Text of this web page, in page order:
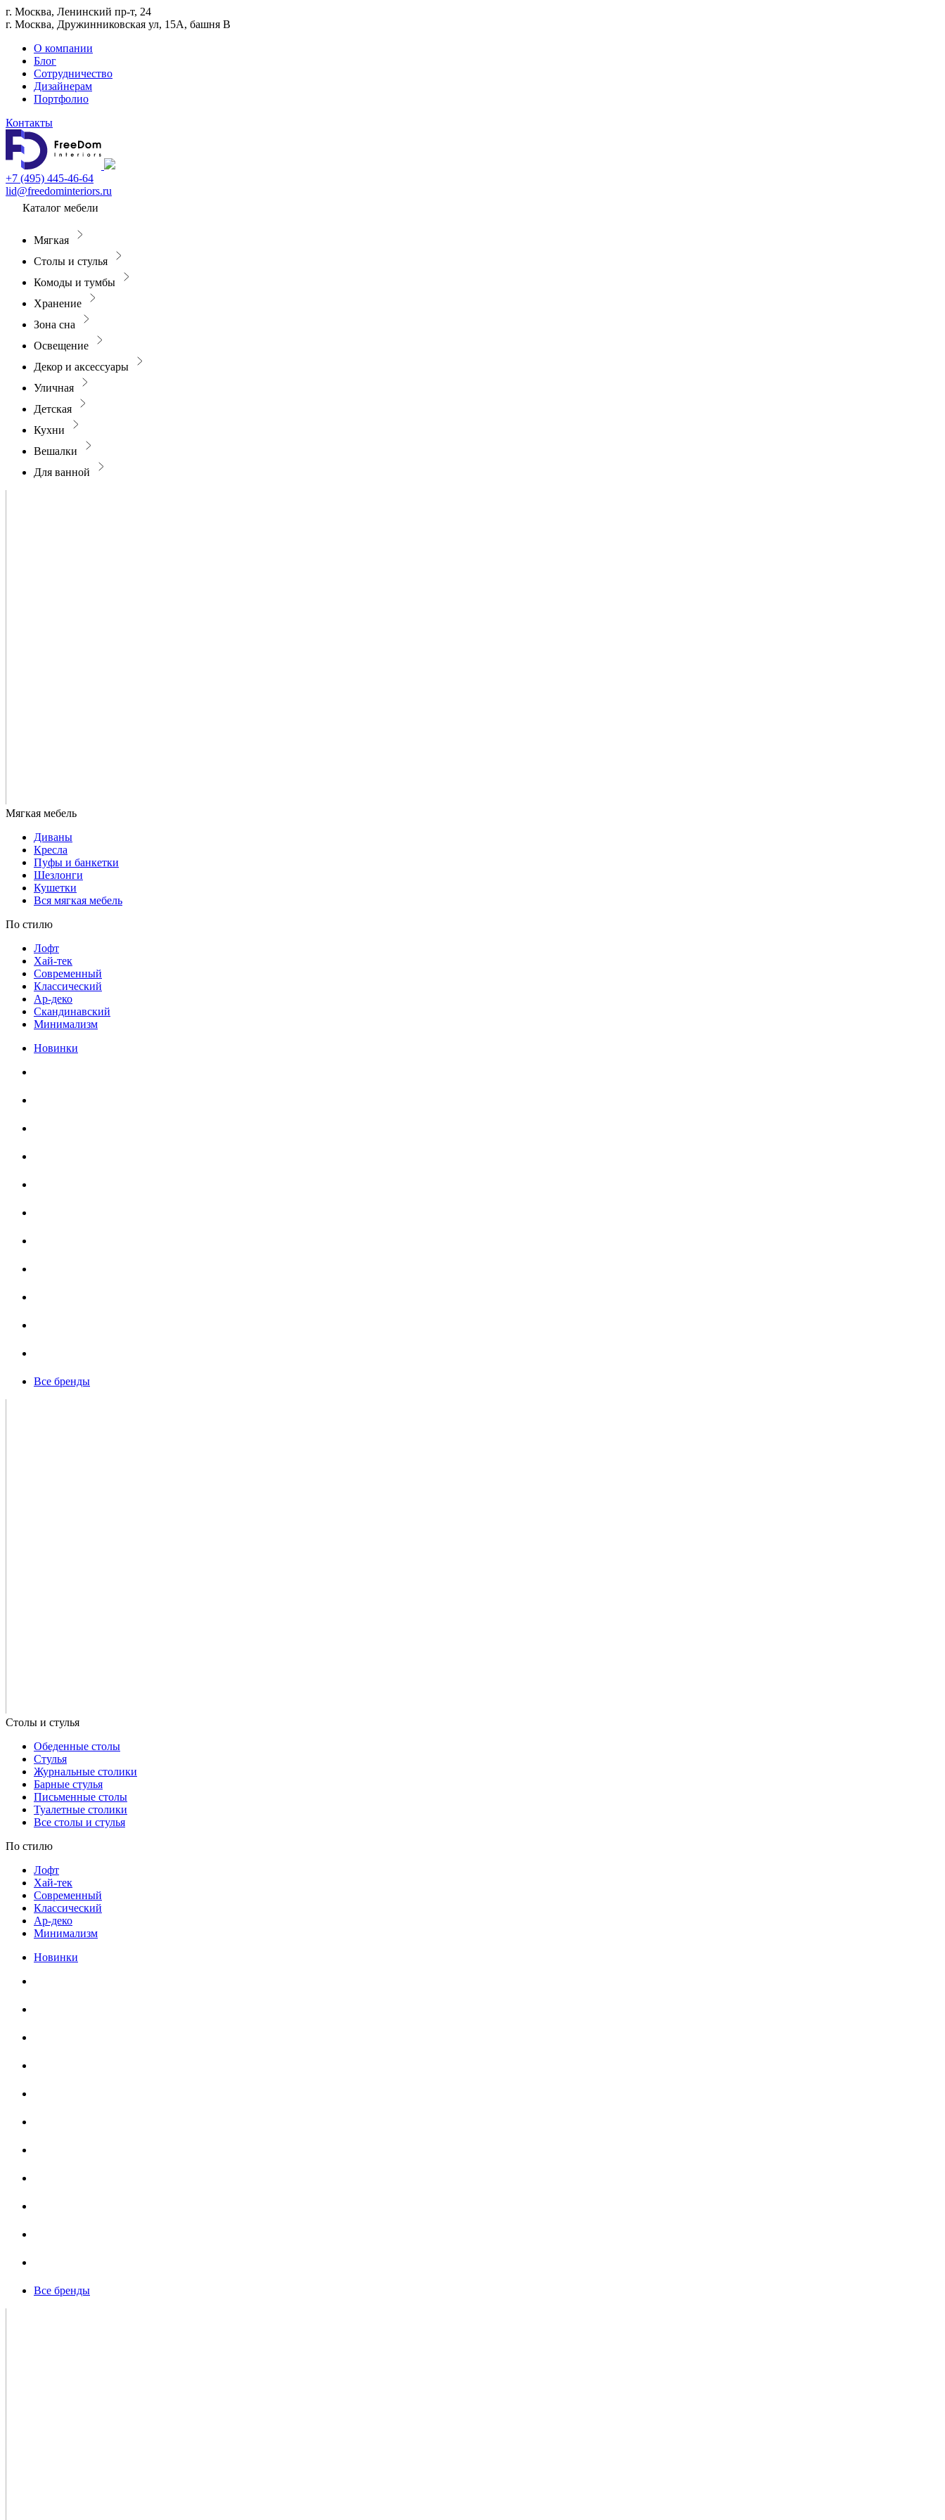
г. Москва, Ленинский пр-т, 24
г. Москва, Дружинниковская ул, 15А, башня В
О компании
Блог
Сотрудничество
Дизайнерам
Портфолио
Контакты
+7 (495) 445-46-64
lid@freedominteriors.ru
Каталог мебели
Мягкая
Столы и стулья
Комоды и тумбы
Хранение
Зона сна
Освещение
Декор и аксессуары
Уличная
Детская
Кухни
Вешалки
Для ванной
Диваны
Кресла
Пуфы и банкетки
Шезлонги
Кушетки
Обеденные столы
Стулья
Журнальные столики
Барные стулья
Письменные столы
Туалетные столики